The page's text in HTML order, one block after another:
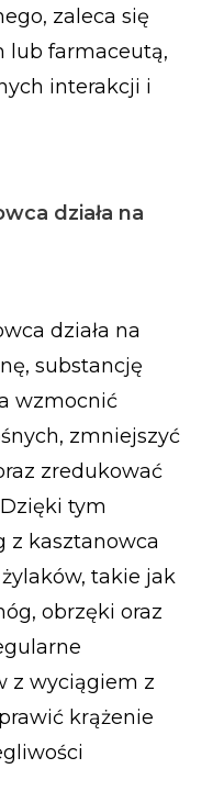
zaleca się
lub farmaceutą,
interakcji i
działa na
działa na
substancję
wzmocnić
zmniejszyć
zredukować
tym
z kasztanowca
takie jak
obrzęki oraz
z wyciągiem z
krążenie